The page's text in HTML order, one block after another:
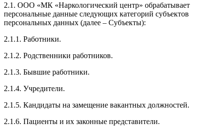
2.1. ООО «МК «Наркологический центр» обрабатывает
персональные данные следующих категорий субъектов
персональных данных (далее – Субъекты):
2.1.1. Работники.
2.1.2. Родственники работников.
2.1.3. Бывшие работники.
2.1.4. Учредители.
2.1.5. Кандидаты на замещение вакантных должностей.
2.1.6. Пациенты и их законные представители.